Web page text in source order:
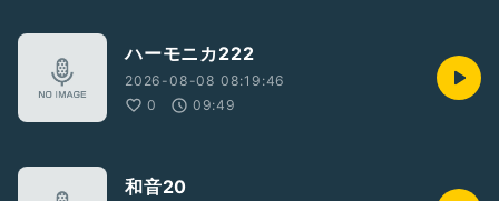
ハーモニカ222
2026-08-08 08:19:46
0
09:49
和音20